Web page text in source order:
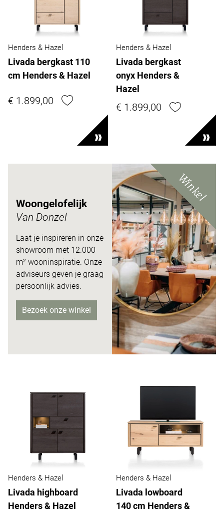
Henders & Hazel
Livada bergkast 110
cm Henders & Hazel
€ 1.899,00
Henders & Hazel
Livada bergkast
onyx Henders &
Hazel
€ 1.899,00
Woongelofelijk
Van Donzel
Laat je inspireren in onze
showroom met 12.000
m² wooninspiratie. Onze
adviseurs geven je graag
persoonlijk advies.
Bezoek onze winkel
Winkel
Henders & Hazel
Livada highboard
Henders & Hazel
Henders & Hazel
Livada lowboard
140 cm Henders &